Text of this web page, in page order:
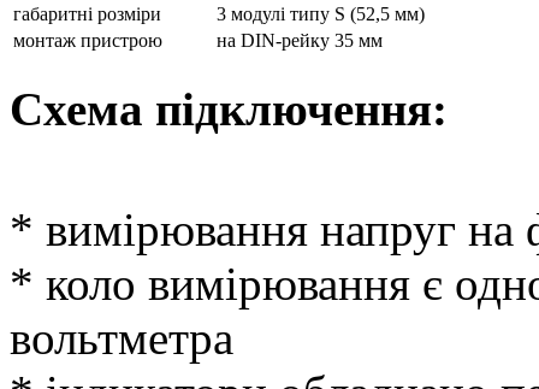
габаритні розміри
3 модулі типу S (52,5 мм)
монтаж пристрою
на DIN-рейку 35 мм
Схема підключення:
* вимірювання напруг на
* коло вимірювання є
вольтметра